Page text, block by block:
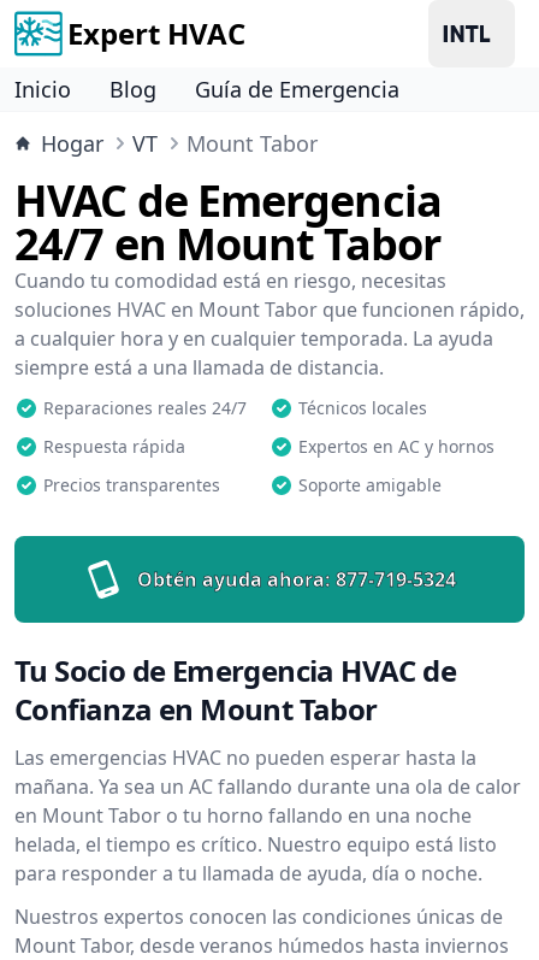
Expert HVAC
Inicio Blog
Guía de Emergencia
Hogar
VT Mount Tabor
HVAC de Emergencia
24/7 en Mount Tabor
Cuando tu comodidad está en riesgo, necesitas
soluciones HVAC en Mount Tabor que funcionen rápido,
a cualquier hora y en cualquier temporada. La ayuda
siempre está a una llamada de distancia.
Reparaciones reales 24/7
Técnicos locales
Respuesta rápida
Expertos en AC y hornos
Precios transparentes
Soporte amigable
Obtén ayuda ahora: 877-719-5324
Tu Socio de Emergencia HVAC de
Confianza en Mount Tabor
Las emergencias HVAC no pueden esperar hasta la
mañana. Ya sea un AC fallando durante una ola de calor
en Mount Tabor o tu horno fallando en una noche
helada, el tiempo es crítico. Nuestro equipo está listo
para responder a tu llamada de ayuda, día o noche.
Nuestros expertos conocen las condiciones únicas de
Mount Tabor, desde veranos húmedos hasta inviernos